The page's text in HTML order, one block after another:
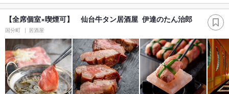
【全席個室×喫煙可】 仙台牛タン居酒屋 伊達のたん治郎
国分町 居酒屋